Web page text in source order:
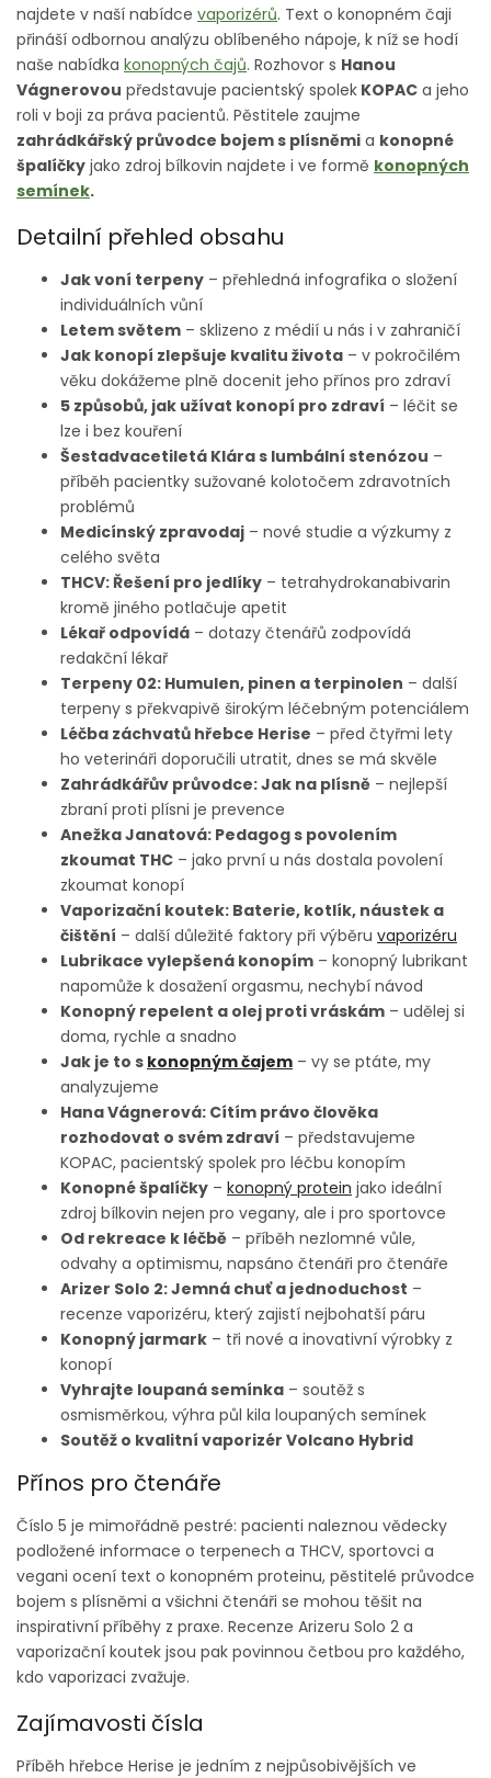
najdete v naší nabídce vaporizérů. Text o konopném čaji
přináší odbornou analýzu oblíbeného nápoje, k níž se hodí
naše nabídka konopných čajů. Rozhovor s Hanou
Vágnerovou představuje pacientský spolek KOPAC a jeho
roli v boji za práva pacientů. Pěstitele zaujme
zahrádkářský průvodce bojem s plísněmi a konopné
špalíčky jako zdroj bílkovin najdete i ve formě konopných
semínek.
Detailní přehled obsahu
Jak voní terpeny – přehledná infografika o složení
individuálních vůní
Letem světem – sklizeno z médií u nás i v zahraničí
Jak konopí zlepšuje kvalitu života – v pokročilém
věku dokážeme plně docenit jeho přínos pro zdraví
5 způsobů, jak užívat konopí pro zdraví – léčit se
lze i bez kouření
Šestadvacetiletá Klára s lumbální stenózou –
příběh pacientky sužované kolotočem zdravotních
problémů
Medicínský zpravodaj – nové studie a výzkumy z
celého světa
THCV: Řešení pro jedlíky – tetrahydrokanabivarin
kromě jiného potlačuje apetit
Lékař odpovídá – dotazy čtenářů zodpovídá
redakční lékař
Terpeny 02: Humulen, pinen a terpinolen – další
terpeny s překvapivě širokým léčebným potenciálem
Léčba záchvatů hřebce Herise – před čtyřmi lety
ho veterináři doporučili utratit, dnes se má skvěle
Zahrádkářův průvodce: Jak na plísně – nejlepší
zbraní proti plísni je prevence
Anežka Janatová: Pedagog s povolením
zkoumat THC – jako první u nás dostala povolení
zkoumat konopí
Vaporizační koutek: Baterie, kotlík, náustek a
čištění – další důležité faktory při výběru vaporizéru
Lubrikace vylepšená konopím – konopný lubrikant
napomůže k dosažení orgasmu, nechybí návod
Konopný repelent a olej proti vráskám – udělej si
doma, rychle a snadno
Jak je to s konopným čajem – vy se ptáte, my
analyzujeme
Hana Vágnerová: Cítím právo člověka
rozhodovat o svém zdraví – představujeme
KOPAC, pacientský spolek pro léčbu konopím
Konopné špalíčky – konopný protein jako ideální
zdroj bílkovin nejen pro vegany, ale i pro sportovce
Od rekreace k léčbě – příběh nezlomné vůle,
odvahy a optimismu, napsáno čtenáři pro čtenáře
Arizer Solo 2: Jemná chuť a jednoduchost –
recenze vaporizéru, který zajistí nejbohatší páru
Konopný jarmark – tři nové a inovativní výrobky z
konopí
Vyhrajte loupaná semínka – soutěž s
osmisměrkou, výhra půl kila loupaných semínek
Soutěž o kvalitní vaporizér Volcano Hybrid
Přínos pro čtenáře
Číslo 5 je mimořádně pestré: pacienti naleznou vědecky
podložené informace o terpenech a THCV, sportovci a
vegani ocení text o konopném proteinu, pěstitelé průvodce
bojem s plísněmi a všichni čtenáři se mohou těšit na
inspirativní příběhy z praxe. Recenze Arizeru Solo 2 a
vaporizační koutek jsou pak povinnou četbou pro každého,
kdo vaporizaci zvažuje.
Zajímavosti čísla
Příběh hřebce Herise je jedním z nejpůsobivějších ve